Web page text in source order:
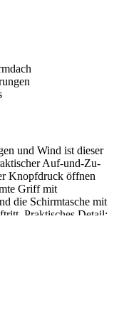
und Wind ist dieser
Auf-und-Zu-
Knopfdruck öffnen
Griff mit
die Schirmtasche mit
Praktisches Detail:
und bietet
Nässe. Griff mit edlen
Materialmix
Stabilität durch 8
Öffnen und